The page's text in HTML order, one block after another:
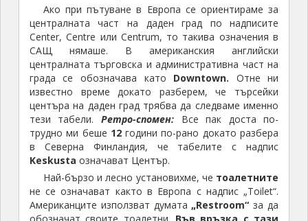
Ако при пътуване в Европа се ориентираме за
централната част на даден град по надписите
Center, Centre или Centrum, то такива означения в
САЩ нямаше. В американския английски
централната търговска и административна част на
града се обозначава като Downtown. Отне ни
известно време докато разберем, че търсейки
центъра на даден град трябва да следваме именно
тези табели. Ретро-спомен: Все пак доста по-
трудно ми беше 12години по-рано докато разбера
в Северна Финландия, че табелите с надпис
Keskusta означават Център.
Най-бързо и лесно установихме, че тоалетните
не се означават както в Европа с надпис „Toilet“.
Американците използват думата „Restroom“ за да